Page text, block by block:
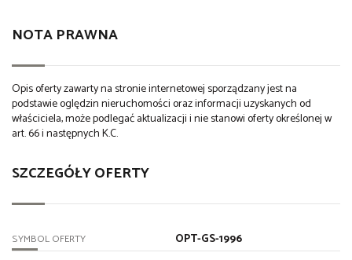
NOTA PRAWNA
Opis oferty zawarty na stronie internetowej sporządzany jest na
podstawie oględzin nieruchomości oraz informacji uzyskanych od
właściciela, może podlegać aktualizacji i nie stanowi oferty określonej w
art. 66 i następnych K.C.
SZCZEGÓŁY OFERTY
SYMBOL OFERTY OPT-GS-1996